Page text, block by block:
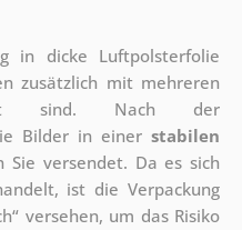
in dicke Luftpolsterfolie
zusätzlich mit mehreren
sind. Nach der
Bilder in einerstabilen
versendet. Da es sich
ist die Verpackung
versehen, um das Risiko